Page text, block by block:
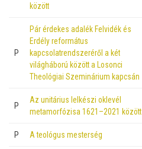
között
P
Pár érdekes adalék Felvidék és
Erdély református
kapcsolatrendszeréről a két
világháború között a Losonci
Theológiai Szeminárium kapcsán
P
Az unitárius lelkészi oklevél
metamorfózisa 1621–2021 között
P A teológus mesterség